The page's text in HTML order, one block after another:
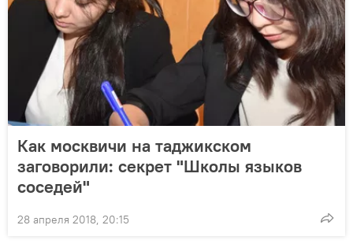
Как москвичи на таджикском
заговорили: секрет "Школы языков
соседей"
28 апреля 2018, 20:15